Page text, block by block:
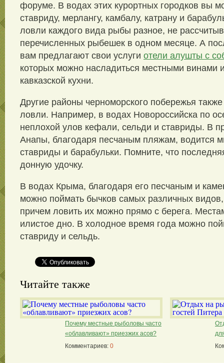
форуме. В водах этих курортных городков вы
ставриду, мерлангу, камбалу, катрану и
ловли каждого вида рыбы разное, не
перечисленных рыбешек в одном месяце. А
вам предлагают свои услуги отели алушты с
которых можно насладиться местными винами
кавказской кухни.
Другие районы черноморского побережья
ловли. Например, в водах Новороссийска по
неплохой улов кефали, сельди и ставриды. В
Анапы, благодаря песчаным пляжам, водится
ставриды и барабульки. Помните, что
донную удочку.
В водах Крыма, благодаря его песчаным и
можно поймать бычков самых различных
причем ловить их можно прямо с берега.
илистое дно. В холодное время года можно
ставриду и сельдь.
Читайте также
Почему местные рыболовы часто
«облавливают» приезжих асов?
Комментариев: 0